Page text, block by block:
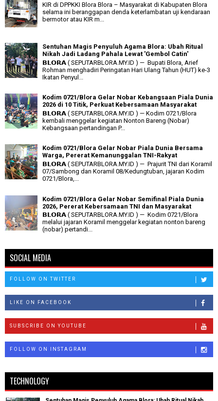
KIR di DPPKKI Blora Blora – Masyarakat di Kabupaten Blora
selama ini beranggapan denda keterlambatan uji kendaraan
bermotor atau KIR m...
Sentuhan Magis Penyuluh Agama Blora: Ubah Ritual
Nikah Jadi Ladang Pahala Lewat 'Gembol Catin'
𝗕𝗟𝗢𝗥𝗔 ( SEPUTARBLORA.MY.ID ) — Bupati Blora, Arief
Rohman menghadiri Peringatan Hari Ulang Tahun (HUT) ke-3
Ikatan Penyul...
Kodim 0721/Blora Gelar Nobar Kebangsaan Piala Dunia
2026 di 10 Titik, Perkuat Kebersamaan Masyarakat
𝗕𝗟𝗢𝗥𝗔 ( SEPUTARBLORA.MY.ID ) — Kodim 0721/Blora
kembali menggelar kegiatan Nonton Bareng (Nobar)
Kebangsaan pertandingan P...
Kodim 0721/Blora Gelar Nobar Piala Dunia Bersama
Warga, Pererat Kemanunggalan TNI-Rakyat
𝗕𝗟𝗢𝗥𝗔 ( SEPUTARBLORA.MY.ID ) — Prajurit TNI dari Koramil
07/Sambong dan Koramil 08/Kedungtuban, jajaran Kodim
0721/Blora,...
Kodim 0721/Blora Gelar Nobar Semifinal Piala Dunia
2026, Pererat Kebersamaan TNI dan Masyarakat
𝗕𝗟𝗢𝗥𝗔 ( SEPUTARBLORA.MY.ID ) — Kodim 0721/Blora
melalui jajaran Koramil menggelar kegiatan nonton bareng
(nobar) pertandi...
SOCIAL MEDIA
FOLLOW ON TWITTER
LIKE ON FACEBOOK
SUBSCRIBE ON YOUTUBE
FOLLOW ON INSTAGRAM
TECHNOLOGY